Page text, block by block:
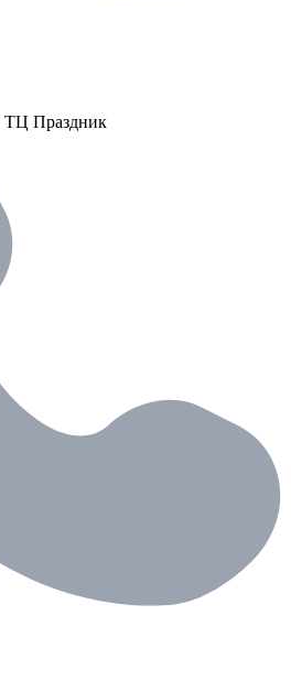
ТЦ Праздник